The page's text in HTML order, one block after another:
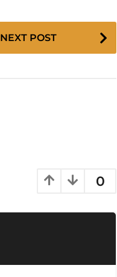
NEXT POST
0